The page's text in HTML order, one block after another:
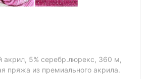
акрил, 5% серебр.люрекс, 360 м,
пряжа из премиального акрила.